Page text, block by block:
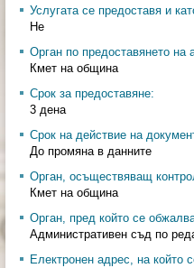
Услугата се предоставя и
Не
Орган по предоставянето на
Кмет на община
Срок за предоставяне:
3 дена
Срок на действие на
До промяна в данните
Орган, осъществяващ
Кмет на община
Орган, пред който се
Административен съд по
Електронен адрес, на който